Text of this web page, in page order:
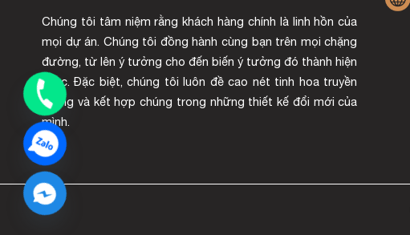
Chúng tôi tâm niệm rằng khách hàng chính là linh hồn của
mọi dự án. Chúng tôi đồng hành cùng bạn trên mọi chặng
đường, từ lên ý tưởng cho đến biến ý tưởng đó thành hiện
thực. Đặc biệt, chúng tôi luôn đề cao nét tinh hoa truyền
thống và kết hợp chúng trong những thiết kế đổi mới của
mình.